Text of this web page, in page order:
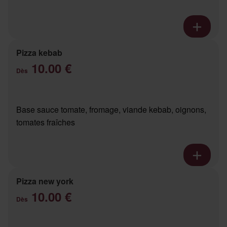
Pizza kebab
Dès 10.00 €
Base sauce tomate, fromage, viande kebab, oignons,
tomates fraîches
Pizza new york
Dès 10.00 €